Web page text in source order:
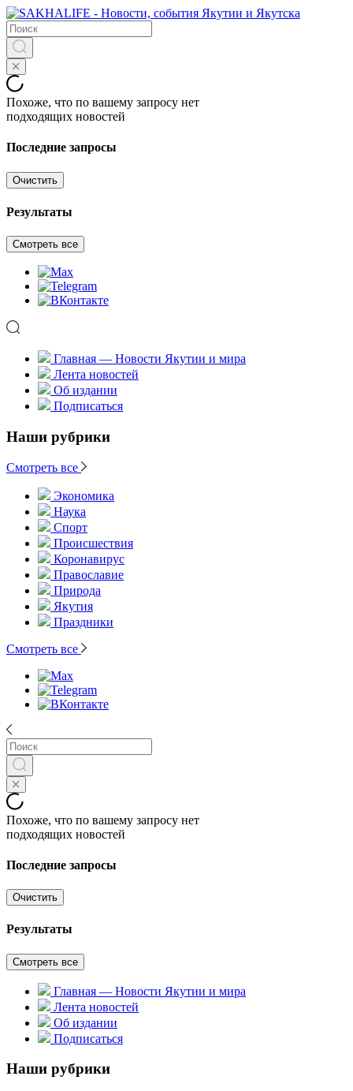
Похоже, что по вашему запросу нет
подходящих новостей
Последние запросы
Очистить
Результаты
Смотреть все
Главная — Новости Якутии и мира
Лента новостей
Об издании
Подписаться
Наши рубрики
Смотреть все
Экономика
Наука
Спорт
Происшествия
Коронавирус
Православие
Природа
Якутия
Праздники
Смотреть все
Похоже, что по вашему запросу нет
подходящих новостей
Последние запросы
Очистить
Результаты
Смотреть все
Главная — Новости Якутии и мира
Лента новостей
Об издании
Подписаться
Наши рубрики